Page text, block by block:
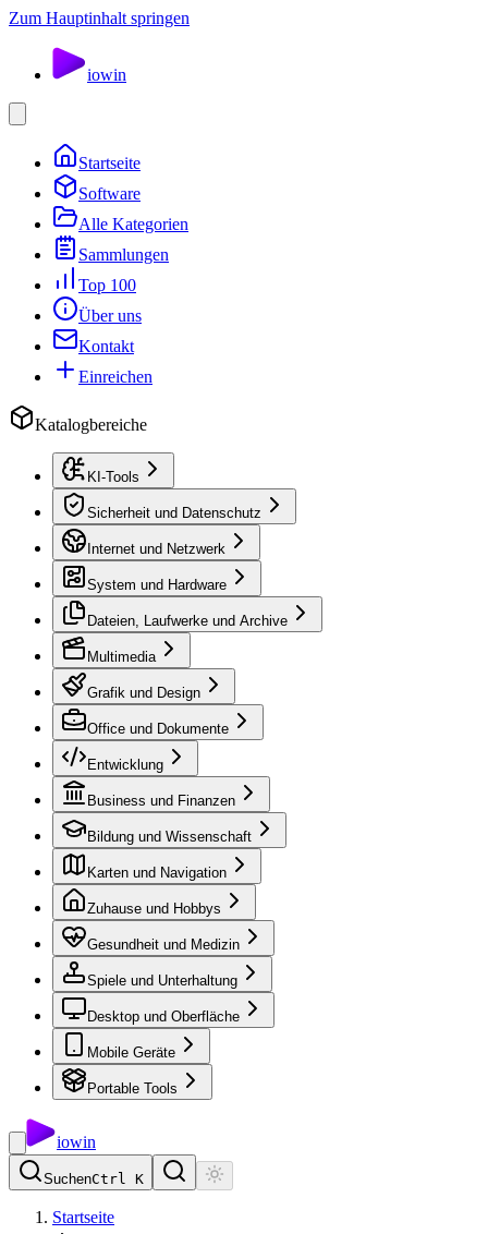
Zum Hauptinhalt springen
iowin
Startseite
Software
Alle Kategorien
Sammlungen
Top 100
Über uns
Kontakt
Einreichen
Katalogbereiche
KI-Tools
Sicherheit und Datenschutz
Internet und Netzwerk
System und Hardware
Dateien, Laufwerke und Archive
Multimedia
Grafik und Design
Office und Dokumente
Entwicklung
Business und Finanzen
Bildung und Wissenschaft
Karten und Navigation
Zuhause und Hobbys
Gesundheit und Medizin
Spiele und Unterhaltung
Desktop und Oberfläche
Mobile Geräte
Portable Tools
iowin
SuchenCtrl K
Startseite